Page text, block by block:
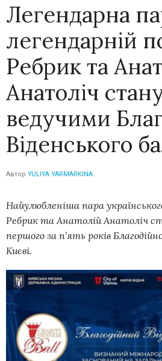
Легендарна
легендарній
Ребрик та
Анатоліч
ведучими
Віденського
Автор YULIYA YARMARKINA
Найулюбленіша пара
Ребрик та Анатолій Анатоліч
першого за п’ять років
Києві.